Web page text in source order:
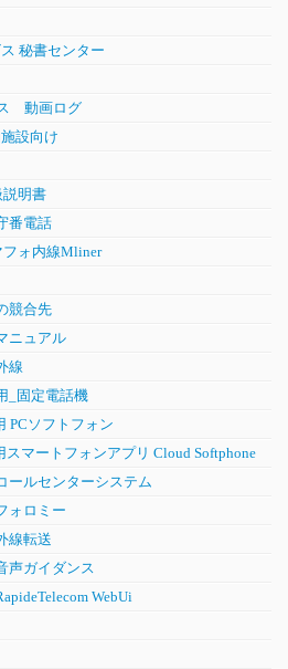
秘書センター
動画ログ
設向け
説明書
番電話
フォ内線Mliner
競合先
ニュアル
線
_固定電話機
PCソフトフォン
スマートフォンアプリ Cloud Softphone
ールセンターシステム
ォロミー
線転送
声ガイダンス
WebUi